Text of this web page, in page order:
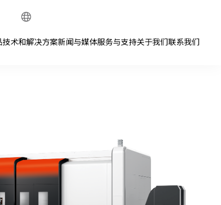
技术和解决方案新闻与媒体服务与支持关于我们联系我们
Global